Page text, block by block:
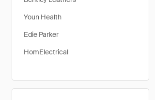
Youn Health
Edie Parker
HomElectrical